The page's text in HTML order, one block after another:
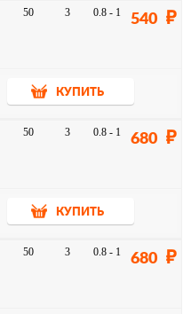
50 3 0.8 - 1 540
КУПИТЬ
50 3 0.8 - 1 680
КУПИТЬ
50 3 0.8 - 1 680